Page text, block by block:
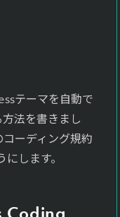
テーマを自動で
法を書きまし
ーディング規約
します。
Coding